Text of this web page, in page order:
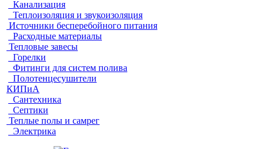
Канализация
Теплоизоляция и звукоизоляция
Источники бесперебойного питания
Расходные материалы
Тепловые завесы
Горелки
Фитинги для систем полива
Полотенцесушители
КИПиА
Сантехника
Септики
Теплые полы и самрег
Электрика